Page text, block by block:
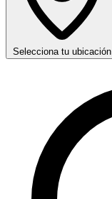
Selecciona tu ubicación